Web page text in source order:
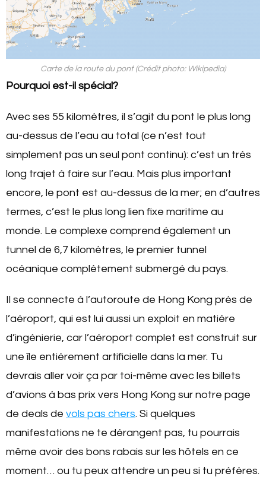
Carte de la route du pont (Crédit photo: Wikipedia)
Pourquoi est-il spécial?
Avec ses 55 kilomètres, il s’agit du pont le plus long
au-dessus de l’eau au total (ce n’est tout
simplement pas un seul pont continu): c’est un très
long trajet à faire sur l’eau. Mais plus important
encore, le pont est au-dessus de la mer; en d’autres
termes, c’est le plus long lien fixe maritime au
monde. Le complexe comprend également un
tunnel de 6,7 kilomètres, le premier tunnel
océanique complètement submergé du pays.
Il se connecte à l’autoroute de Hong Kong près de
l’aéroport, qui est lui aussi un exploit en matière
d’ingénierie, car l’aéroport complet est construit sur
une île entièrement artificielle dans la mer. Tu
devrais aller voir ça par toi-même avec les billets
d’avions à bas prix vers Hong Kong sur notre page
de deals de vols pas chers. Si quelques
manifestations ne te dérangent pas, tu pourrais
même avoir des bons rabais sur les hôtels en ce
moment… ou tu peux attendre un peu si tu préfères.